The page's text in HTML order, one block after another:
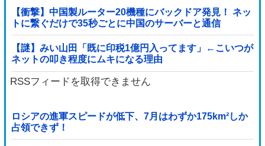
わからん
【衝撃】中国製ルーター20機種にバックドア発見！ ネッ
トに繋ぐだけで35秒ごとに中国のサーバーと通信
【謎】みい山田「既に印税1億円入ってます」←こいつが
ネットの叩き程度にムキになる理由
RSSフィードを取得できません
ロシアの進軍スピードが低下、7月はわずか175km²しか
占領できず！